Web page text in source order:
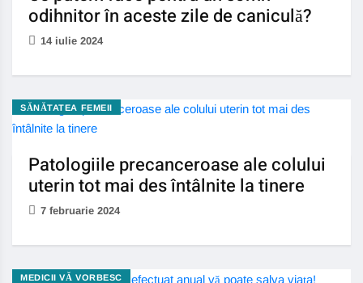
odihnitor în aceste zile de caniculă?
14 iulie 2024
SĂNĂTATEA FEMEII
Patologiile precanceroase ale colului
uterin tot mai des întâlnite la tinere
7 februarie 2024
MEDICII VĂ VORBESC